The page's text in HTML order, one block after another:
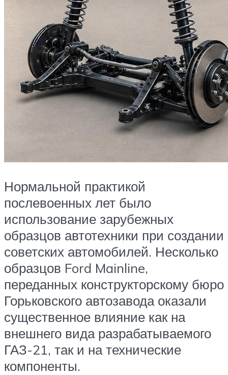
Нормальной практикой
послевоенных лет было
использование зарубежных
образцов автотехники при создании
советских автомобилей. Несколько
образцов Ford Mainline,
переданных конструкторскому бюро
Горьковского автозавода оказали
существенное влияние как на
внешнего вида разрабатываемого
ГАЗ-21, так и на технические
компоненты.